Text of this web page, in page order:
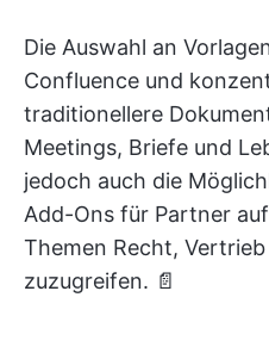
Die Auswahl an
Confluence und
traditionellere
Meetings, Briefe und
jedoch auch die
Add-Ons für Partner
Themen Recht,
zuzugreifen. 📄